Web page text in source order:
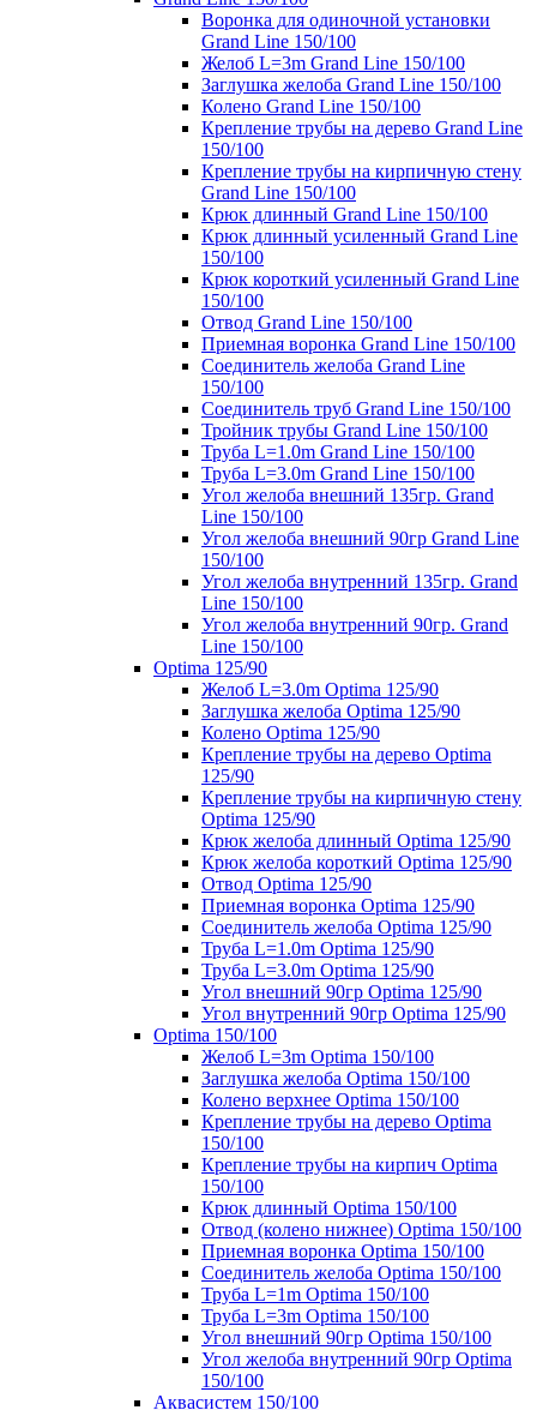
Воронка для одиночной установки
Grand Line 150/100
Желоб L=3m Grand Line 150/100
Заглушка желоба Grand Line 150/100
Колено Grand Line 150/100
Крепление трубы на дерево Grand Line
150/100
Крепление трубы на кирпичную стену
Grand Line 150/100
Крюк длинный Grand Line 150/100
Крюк длинный усиленный Grand Line
150/100
Крюк короткий усиленный Grand Line
150/100
Отвод Grand Line 150/100
Приемная воронка Grand Line 150/100
Соединитель желоба Grand Line
150/100
Соединитель труб Grand Line 150/100
Тройник трубы Grand Line 150/100
Труба L=1.0m Grand Line 150/100
Труба L=3.0m Grand Line 150/100
Угол желоба внешний 135гр. Grand
Line 150/100
Угол желоба внешний 90гр Grand Line
150/100
Угол желоба внутренний 135гр. Grand
Line 150/100
Угол желоба внутренний 90гр. Grand
Line 150/100
Optima 125/90
Желоб L=3.0m Optima 125/90
Заглушка желоба Optima 125/90
Колено Optima 125/90
Крепление трубы на дерево Optima
125/90
Крепление трубы на кирпичную стену
Optima 125/90
Крюк желоба длинный Optima 125/90
Крюк желоба короткий Optima 125/90
Отвод Optima 125/90
Приемная воронка Optima 125/90
Соединитель желоба Optima 125/90
Труба L=1.0m Optima 125/90
Труба L=3.0m Optima 125/90
Угол внешний 90гр Optima 125/90
Угол внутренний 90гр Optima 125/90
Optima 150/100
Желоб L=3m Optima 150/100
Заглушка желоба Optima 150/100
Колено верхнее Optima 150/100
Крепление трубы на дерево Optima
150/100
Крепление трубы на кирпич Optima
150/100
Крюк длинный Optima 150/100
Отвод (колено нижнее) Optima 150/100
Приемная воронка Optima 150/100
Соединитель желоба Optima 150/100
Труба L=1m Optima 150/100
Труба L=3m Optima 150/100
Угол внешний 90гр Optima 150/100
Угол желоба внутренний 90гр Optima
150/100
Аквасистем 150/100